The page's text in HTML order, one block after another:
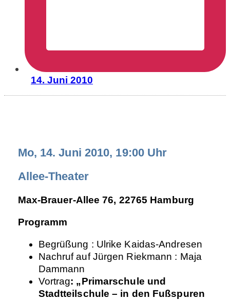
14. Juni 2010
Mo, 14. Juni 2010, 19:00 Uhr
Allee-Theater
Max-Brauer-Allee 76, 22765 Hamburg
Programm
Begrüßung : Ulrike Kaidas-Andresen
Nachruf auf Jürgen Riekmann : Maja
Dammann
Vortrag: „Primarschule und
Stadtteilschule – in den Fußspuren